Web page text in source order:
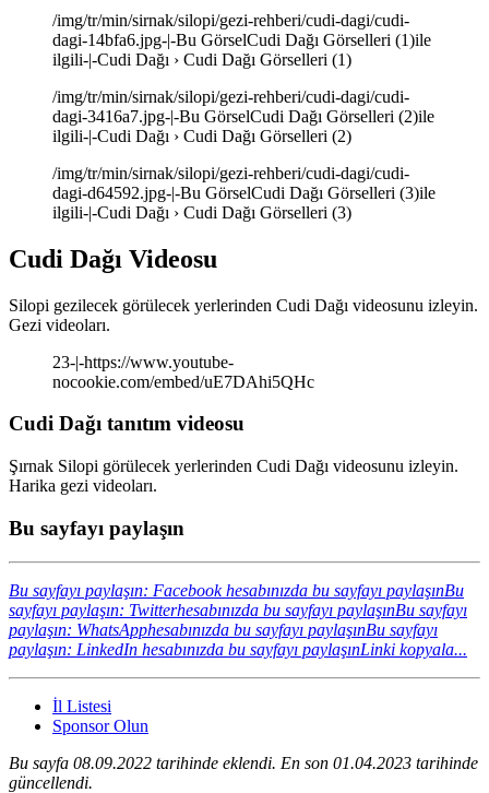
/img/tr/min/sirnak/silopi/gezi-rehberi/cudi-dagi/cudi-
dagi-14bfa6.jpg-|-Bu GörselCudi Dağı Görselleri (1)ile
ilgili-|-Cudi Dağı › Cudi Dağı Görselleri (1)
/img/tr/min/sirnak/silopi/gezi-rehberi/cudi-dagi/cudi-
dagi-3416a7.jpg-|-Bu GörselCudi Dağı Görselleri (2)ile
ilgili-|-Cudi Dağı › Cudi Dağı Görselleri (2)
/img/tr/min/sirnak/silopi/gezi-rehberi/cudi-dagi/cudi-
dagi-d64592.jpg-|-Bu GörselCudi Dağı Görselleri (3)ile
ilgili-|-Cudi Dağı › Cudi Dağı Görselleri (3)
Cudi Dağı Videosu
Silopi gezilecek görülecek yerlerinden Cudi Dağı videosunu izleyin.
Gezi videoları.
23-|-https://www.youtube-
nocookie.com/embed/uE7DAhi5QHc
Cudi Dağı tanıtım videosu
Şırnak Silopi görülecek yerlerinden Cudi Dağı videosunu izleyin.
Harika gezi videoları.
Bu sayfayı paylaşın
Bu sayfayı paylaşın: Facebook hesabınızda bu sayfayı paylaşınBu
sayfayı paylaşın: Twitterhesabınızda bu sayfayı paylaşınBu sayfayı
paylaşın: WhatsApphesabınızda bu sayfayı paylaşınBu sayfayı
paylaşın: LinkedIn hesabınızda bu sayfayı paylaşınLinki kopyala...
İl Listesi
Sponsor Olun
Bu sayfa 08.09.2022 tarihinde eklendi. En son 01.04.2023 tarihinde
güncellendi.